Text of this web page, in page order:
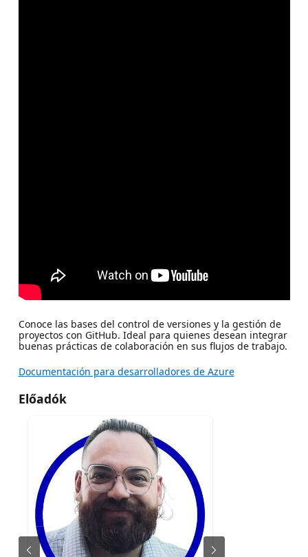
Conoce las bases del control de versiones y la gestión de
proyectos con GitHub. Ideal para quienes desean integrar
buenas prácticas de colaboración en sus flujos de trabajo.
Documentación para desarrolladores de Azure
Előadók